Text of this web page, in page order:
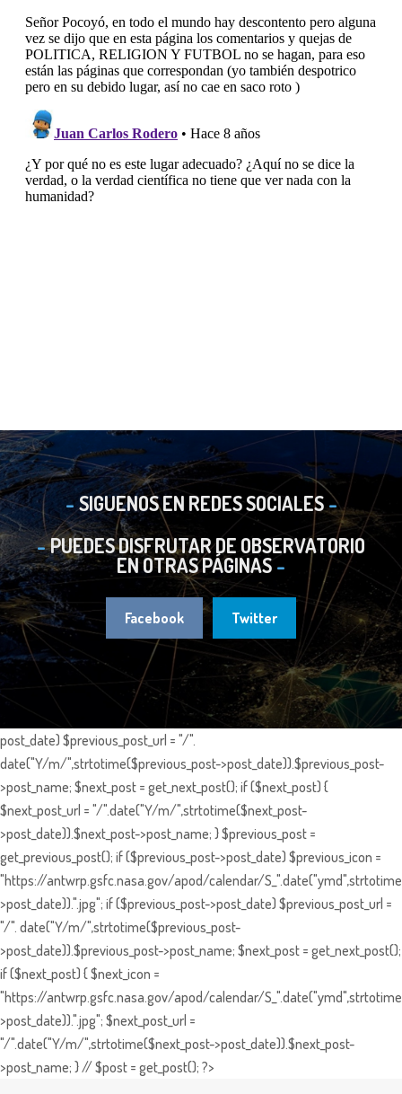
SIGUENOS EN REDES SOCIALES
PUEDES DISFRUTAR DE OBSERVATORIO
EN OTRAS PÁGINAS
Facebook Twitter
post_date) $previous_post_url = "/".
date("Y/m/",strtotime($previous_post->post_date)).$previous_post-
>post_name; $next_post = get_next_post(); if ($next_post) {
$next_post_url = "/".date("Y/m/",strtotime($next_post-
>post_date)).$next_post->post_name; } $previous_post =
get_previous_post(); if ($previous_post->post_date) $previous_icon =
"https://antwrp.gsfc.nasa.gov/apod/calendar/
>post_date)).".jpg"; if ($previous_post->post_date) $previous_post_url =
"/". date("Y/m/",strtotime($previous_post-
>post_date)).$previous_post->post_name; $next_post = get_next_post();
if ($next_post) { $next_icon =
"https://antwrp.gsfc.nasa.gov/apod/calendar/
>post_date)).".jpg"; $next_post_url =
"/".date("Y/m/",strtotime($next_post->post_date)).$next_post-
>post_name; } // $post = get_post(); ?>